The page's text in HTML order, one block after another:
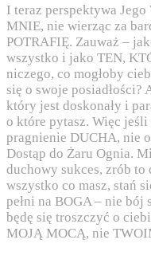
I teraz perspektywa
MNIE, nie wierząc za
POTRAFIĘ. Zauważ –
wszystko i jako TEN,
niczego, co mogłoby
się o swoje posiadłości?
który jest doskonały i
o które pytasz. Więc
pragnienie DUCHA, nie
Dostąp do Żaru Ognia.
duchowy sukces, zrób to
wszystko co masz, stań
pełni na BOGA – nie bój
będę się troszczyć o
MOJĄ MOCĄ, nie